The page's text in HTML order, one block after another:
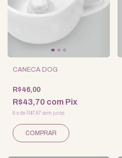
CANECA DOG
R$46,00
R$43,70 com Pix
6xde R$7,67sem juros